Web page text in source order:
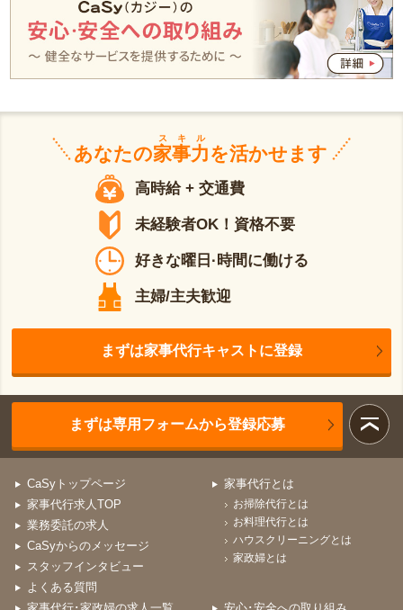
あなたの家事力
スキル
を活かせます
高時給 + 交通費
未経験者OK！資格不要
好きな曜日·時間に働ける
主婦/主夫歓迎
まずは家事代行キャストに登録
まずは専用フォームから登録応募
CaSyトップページ
家事代行求人TOP
業務委託の求人
CaSyからのメッセージ
スタッフインタビュー
よくある質問
家事代行とは
お掃除代行とは
お料理代行とは
ハウスクリーニングとは
家政婦とは